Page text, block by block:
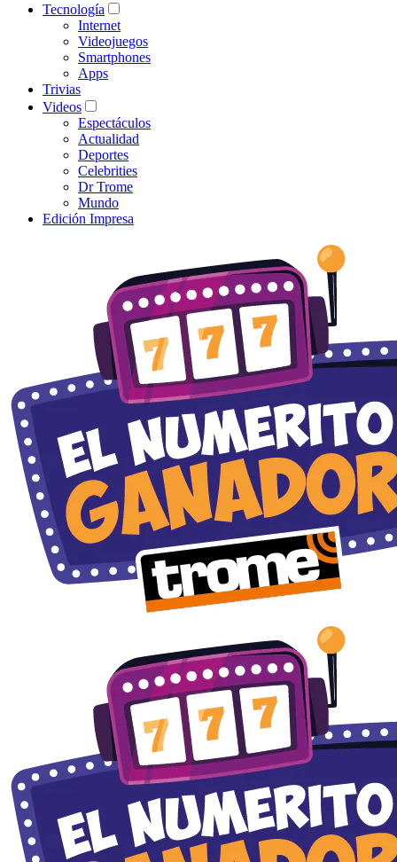
Tecnología
Internet
Videojuegos
Smartphones
Apps
Trivias
Videos
Espectáculos
Actualidad
Deportes
Celebrities
Dr Trome
Mundo
Edición Impresa